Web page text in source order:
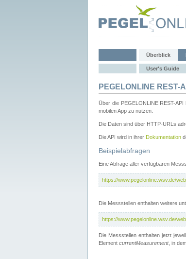
Überblick
User's Guide
PEGELONLINE REST-
Über die PEGELONLINE REST-
mobilen App zu nutzen.
Die Daten sind über HTTP-URLs
Die API wird in ihrer Dokumentation
Beispielabfragen
Eine Abfrage aller verfügbaren
https://www.pegelonline.wsv.de/
Die Messstellen enthalten weitere
https://www.pegelonline.wsv.de/
Die Messstellen enthalten jetzt
Element currentMeasurement, in